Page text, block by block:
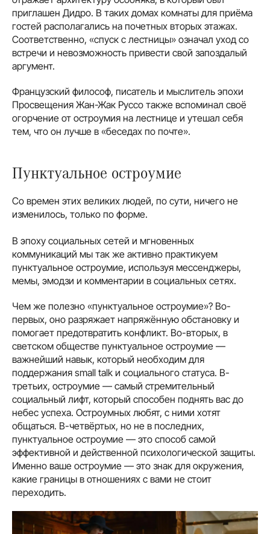
приглашен Дидро. В таких домах комнаты для приёма
гостей располагались на почетных вторых этажах.
Соответственно, «спуск с лестницы» означал уход со
встречи и невозможность привести свой запоздалый
аргумент.
Французский философ, писатель и мыслитель эпохи
Просвещения Жан-Жак Руссо также вспоминал своё
огорчение от остроумия на лестнице и утешал себя
тем, что он лучше в «беседах по почте».
Пунктуальное остроумие
Со времен этих великих людей, по сути, ничего не
изменилось, только по форме.
В эпоху социальных сетей и мгновенных
коммуникаций мы так же активно практикуем
пунктуальное остроумие, используя мессенджеры,
мемы, эмодзи и комментарии в социальных сетях.
Чем же полезно «пунктуальное остроумие»? Во-
первых, оно разряжает напряжённую обстановку и
помогает предотвратить конфликт. Во-вторых, в
светском обществе пунктуальное остроумие —
важнейший навык, который необходим для
поддержания small talk и социального статуса. В-
третьих, остроумие — самый стремительный
социальный лифт, который способен поднять вас до
небес успеха. Остроумных любят, с ними хотят
общаться. В-четвёртых, но не в последних,
пунктуальное остроумие — это способ самой
эффективной и действенной психологической защиты.
Именно ваше остроумие — это знак для окружения,
какие границы в отношениях с вами не стоит
переходить.